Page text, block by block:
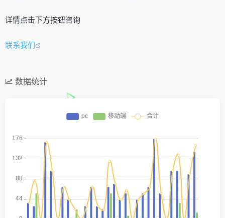
详情点击下方按钮咨询
联系我们
数据统计